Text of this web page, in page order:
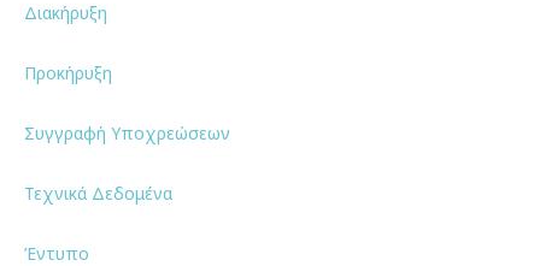
Διακήρυξη
Προκήρυξη
Συγγραφή Υποχρεώσεων
Τεχνικά Δεδομένα
Έντυπο